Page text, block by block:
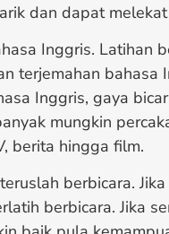
dan dapat
Inggris. Latihan
terjemahan bahasa
Inggris, gaya
mungkin
berita hingga film.
berbicara.
berbicara. Jika